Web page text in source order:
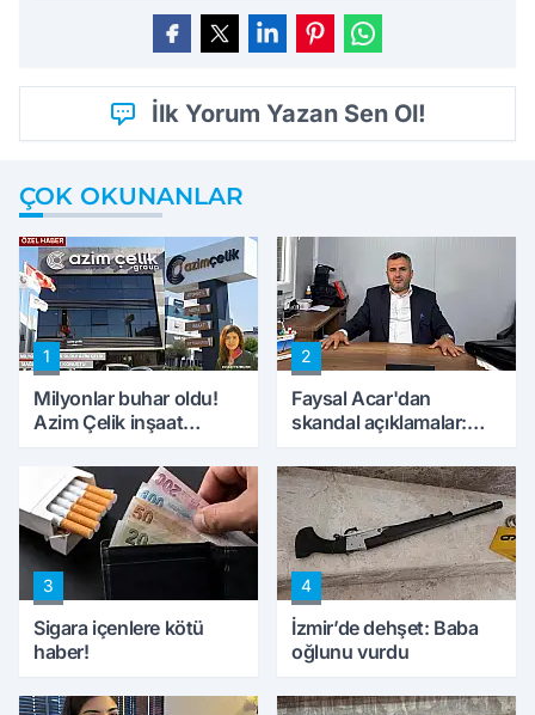
İlk Yorum Yazan Sen Ol!
ÇOK OKUNANLAR
1
Milyonlar buhar oldu!
Azim Çelik inşaat
konuştu
2
Faysal Acar'dan
skandal açıklamalar:
peynircilerimizi de
kıskaca aldı, müdahale
ettik'
3
Sigara içenlere kötü
haber!
4
İzmir’de dehşet: Baba
oğlunu vurdu